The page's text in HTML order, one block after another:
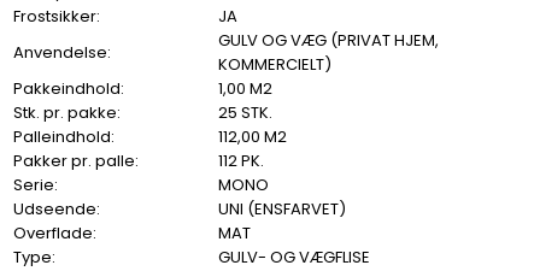
Frostsikker:
JA
Anvendelse:
GULV OG VÆG (PRIVAT HJEM,
KOMMERCIELT)
Pakkeindhold:
1,00 M2
Stk. pr. pakke:
25 STK.
Palleindhold:
112,00 M2
Pakker pr. palle:
112 PK.
Serie:
MONO
Udseende:
UNI (ENSFARVET)
Overflade:
MAT
Type:
GULV- OG VÆGFLISE